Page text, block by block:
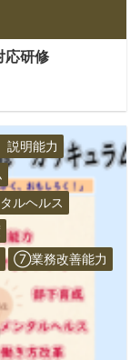
応研修
説明能力
ルヘルス
⑦業務改善能力